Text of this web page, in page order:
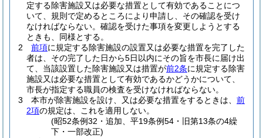
定する除害施設又は必要な措置として有効であることにつ
いて、規則で定めるところにより申請し、その確認を受け
なければならない。 確認を受けた事項を変更しようとする
ときも、同様とする。
2
前項に規定する除害施設の設置又は必要な措置を完了した
者は、その完了した日から5日以内にその旨を市長に届け出
て、当該設置した除害施設又は措置が前2条に規定する除害
施設又は必要な措置として有効であるかどうかについて、
市長が指定する職員の検査を受けなければならない。
3
本市が除害施設を設け、又は必要な措置をするときは、 前
2項の規定は、これを適用しない。
(昭52条例32・追加、平19条例54・旧第13条の4繰
下・一部改正)